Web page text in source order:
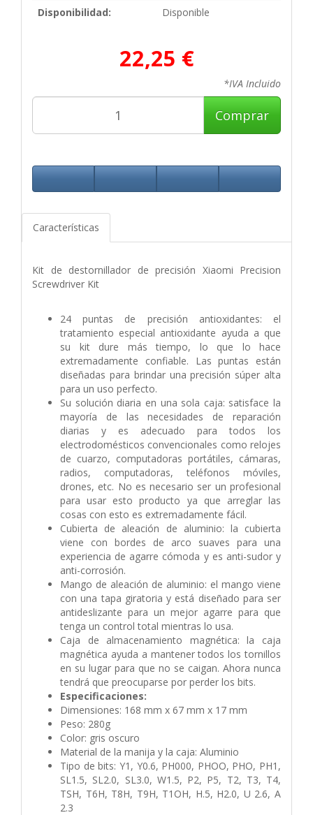
Disponibilidad:
Disponible
22,25 €
*IVA Incluido
Comprar
Características
Kit de destornillador de precisión Xiaomi Precision
Screwdriver Kit
24 puntas de precisión antioxidantes: el
tratamiento especial antioxidante ayuda a que
su kit dure más tiempo, lo que lo hace
extremadamente confiable. Las puntas están
diseñadas para brindar una precisión súper alta
para un uso perfecto.
Su solución diaria en una sola caja: satisface la
mayoría de las necesidades de reparación
diarias y es adecuado para todos los
electrodomésticos convencionales como relojes
de cuarzo, computadoras portátiles, cámaras,
radios, computadoras, teléfonos móviles,
drones, etc. No es necesario ser un profesional
para usar esto producto ya que arreglar las
cosas con esto es extremadamente fácil.
Cubierta de aleación de aluminio: la cubierta
viene con bordes de arco suaves para una
experiencia de agarre cómoda y es anti-sudor y
anti-corrosión.
Mango de aleación de aluminio: el mango viene
con una tapa giratoria y está diseñado para ser
antideslizante para un mejor agarre para que
tenga un control total mientras lo usa.
Caja de almacenamiento magnética: la caja
magnética ayuda a mantener todos los tornillos
en su lugar para que no se caigan. Ahora nunca
tendrá que preocuparse por perder los bits.
Especificaciones:
Dimensiones: 168 mm x 67 mm x 17 mm
Peso: 280g
Color: gris oscuro
Material de la manija y la caja: Aluminio
Tipo de bits: Y1, Y0.6, PH000, PHOO, PHO, PH1,
SL1.5, SL2.0, SL3.0, W1.5, P2, P5, T2, T3, T4,
TSH, T6H, T8H, T9H, T1OH, H.5, H2.0, U 2.6, A
2.3